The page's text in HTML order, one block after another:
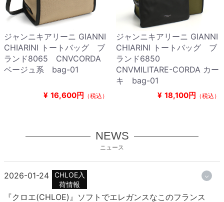
ジャンニキアリーニ GIANNI
CHIARINI トートバッグ ブ
ランド8065 CNVCORDA
ベージュ系 bag-01
¥ 16,600円 （税込）
ジャンニキアリーニ GIANNI
CHIARINI トートバッグ ブ
ランド6850
CNVMILITARE-CORDA カー
キ bag-01
¥ 18,100円 （税込）
NEWS
ニュース
2026-01-24
CHLOE入
荷情報
『クロエ(CHLOE)』ソフトでエレガンスなこのフランス